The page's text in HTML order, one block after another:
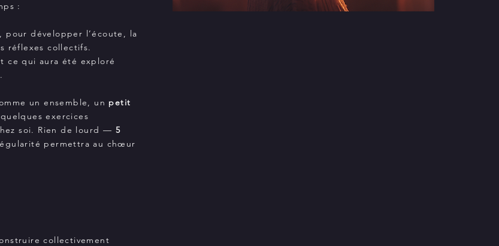
:
, pour développer l’écoute, la
réflexes collectifs.
ce qui aura été exploré
un ensemble, un petit
exercices
soi. Rien de lourd — 5
permettra au chœur
collectivement